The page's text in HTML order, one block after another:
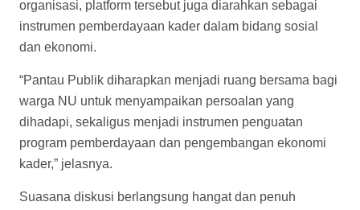
organisasi, platform tersebut juga diarahkan sebagai
instrumen pemberdayaan kader dalam bidang sosial
dan ekonomi.
“Pantau Publik diharapkan menjadi ruang bersama bagi
warga NU untuk menyampaikan persoalan yang
dihadapi, sekaligus menjadi instrumen penguatan
program pemberdayaan dan pengembangan ekonomi
kader,” jelasnya.
Suasana diskusi berlangsung hangat dan penuh